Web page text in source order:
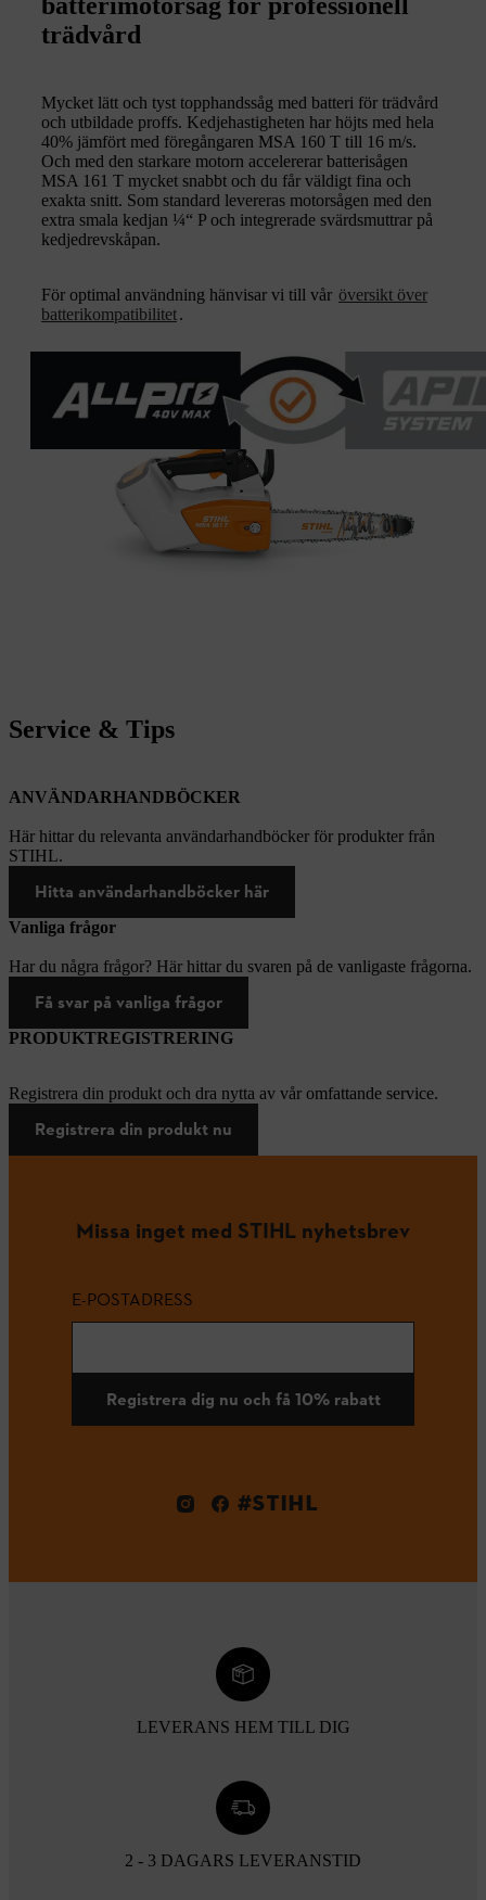
trädvård
Mycket lätt och tyst topphandssåg med batteri för trädvård
och utbildade proffs. Kedjehastigheten har höjts med hela
40% jämfört med föregångaren MSA 160 T till 16 m/s.
Och med den starkare motorn accelererar batterisågen
MSA 161 T mycket snabbt och du får väldigt fina och
exakta snitt. Som standard levereras motorsågen med den
extra smala kedjan ¼“ P och integrerade svärdsmuttrar på
kedjedrevskåpan.
För optimal användning hänvisar vi till vår översikt över
batterikompatibilitet.
Service & Tips
ANVÄNDARHANDBÖCKER
Här hittar du relevanta användarhandböcker för produkter från
STIHL.
Hitta användarhandböcker här
Vanliga frågor
Har du några frågor? Här hittar du svaren på de vanligaste frågorna.
Få svar på vanliga frågor
PRODUKTREGISTRERING
Registrera din produkt och dra nytta av vår omfattande service.
Registrera din produkt nu
Missa inget med STIHL nyhetsbrev
E-POSTADRESS
Registrera dig nu och få 10% rabatt
#STIHL
LEVERANS HEM TILL DIG
2 - 3 DAGARS LEVERANSTID